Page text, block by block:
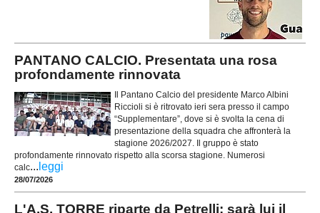
PANTANO CALCIO. Presentata una rosa
profondamente rinnovata
Il Pantano Calcio del presidente Marco Albini
Riccioli si è ritrovato ieri sera presso il campo
“Supplementare”, dove si è svolta la cena di
presentazione della squadra che affronterà la
stagione 2026/2027. Il gruppo è stato
profondamente rinnovato rispetto alla scorsa stagione. Numerosi
calc... leggi
28/07/2026
L'A.S. TORRE riparte da Petrelli: sarà lui il